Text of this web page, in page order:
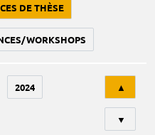
DE THÈSE
WORKSHOPS
2024 ▲
▼